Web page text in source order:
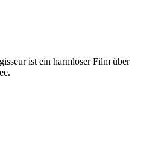
ist ein harmloser Film über